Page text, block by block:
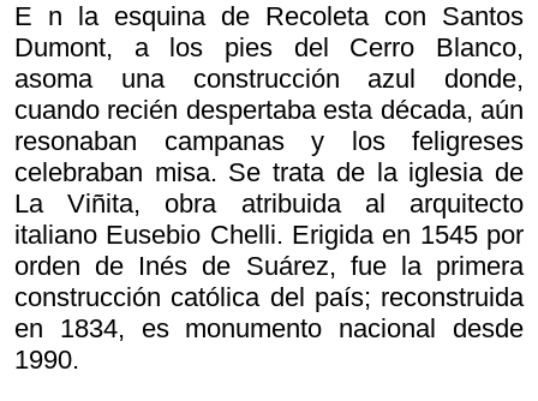
E n la esquina de Recoleta con Santos
Dumont, a los pies del Cerro Blanco,
asoma una construcción azul donde,
cuando recién despertaba esta década, aún
resonaban campanas y los feligreses
celebraban misa. Se trata de la iglesia de
La Viñita, obra atribuida al arquitecto
italiano Eusebio Chelli. Erigida en 1545 por
orden de Inés de Suárez, fue la primera
construcción católica del país; reconstruida
en 1834, es monumento nacional desde
1990.